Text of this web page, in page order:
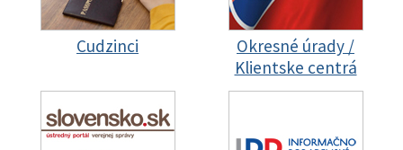
Cudzinci
Okresné úrady /
Klientske centrá